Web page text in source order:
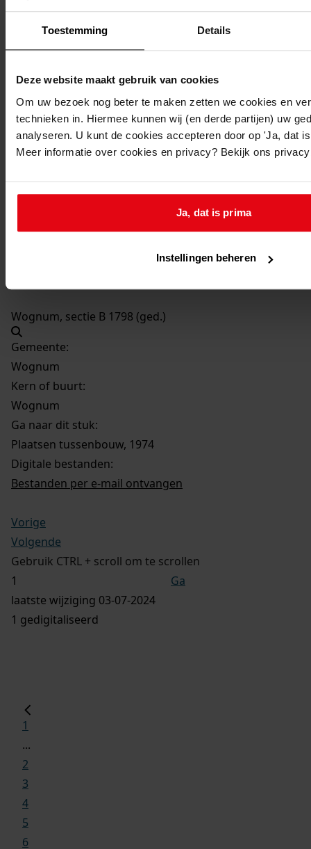
Toestemming Details
Deze website maakt gebruik van cookies
Om uw bezoek nog beter te maken zetten we cookies en
technieken in. Hiermee kunnen wij (en derde partijen) uw
analyseren. U kunt de cookies accepteren door op 'Ja, dat
Meer informatie over cookies en privacy? Bekijk ons
Ja, dat is prima
Instellingen beheren
Beschrijving:
Plaatsen tussenbouw
Datum vergunning:
Adres:
Wognum, Jacob Kwastlaan 58
Nieuw adres:
Wognum, Jacob Kwastlaan 58
Perceel:
Wognum, sectie B 1798 (ged.)
Gemeente:
Wognum
Kern of buurt:
Wognum
Ga naar dit stuk:
Plaatsen tussenbouw, 1974
Digitale bestanden:
Bestanden per e-mail ontvangen
Vorige
Volgende
Gebruik CTRL + scroll om te scrollen
Ga
laatste wijziging 03-07-2024
1 gedigitaliseerd
1
...
2
3
4
5
6